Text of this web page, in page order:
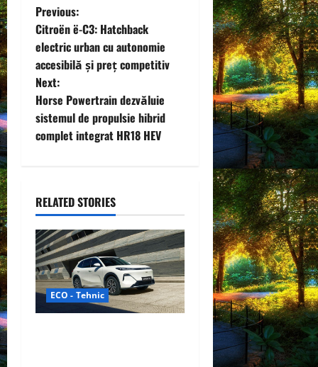
P
o
s
t
n
v
i
g
a
t
Previous:
Citroën ë-C3: Hatchback
electric urban cu autonomie
accesibilă și preț competitiv
Next:
Horse Powertrain dezvăluie
sistemul de propulsie hibrid
complet integrat HR18 HEV
RELATED STORIES
ECO - Tehnic